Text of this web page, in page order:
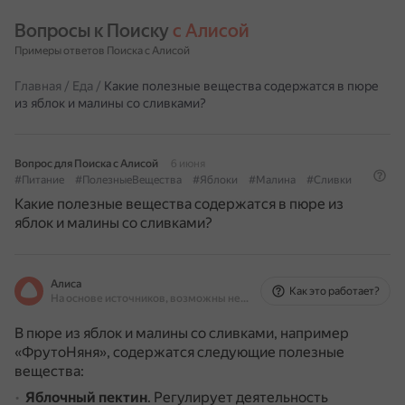
Вопросы к Поиску с Алисой
Примеры ответов Поиска с Алисой
Главная / Еда / Какие полезные вещества содержатся в пюре
из яблок и малины со сливками?
Вопрос для Поиска с Алисой
6 июня
#Питание
#ПолезныеВещества #Яблоки #Малина #Сливки
Какие полезные вещества содержатся в пюре из
яблок и малины со сливками?
Алиса
На основе источников, возможны неточности
Как это работает?
В пюре из яблок и малины со сливками, например
«ФрутоНяня», содержатся следующие полезные
вещества:
Яблочный пектин. Регулирует деятельность